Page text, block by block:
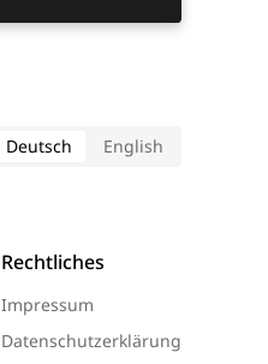
Deutsch English
Rechtliches
Impressum
Datenschutzerklärung